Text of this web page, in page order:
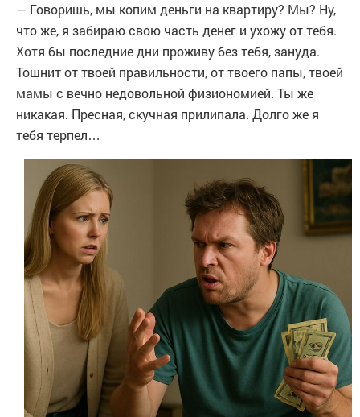
— Говоришь, мы копим деньги на квартиру? Мы? Ну,
что же, я забираю свою часть денег и ухожу от тебя.
Хотя бы последние дни проживу без тебя, зануда.
Тошнит от твоей правильности, от твоего папы, твоей
мамы с вечно недовольной физиономией. Ты же
никакая. Пресная, скучная прилипала. Долго же я
тебя терпел…